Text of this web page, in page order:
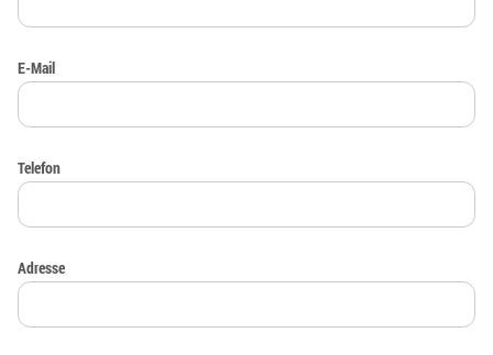
E-Mail
Telefon
Adresse